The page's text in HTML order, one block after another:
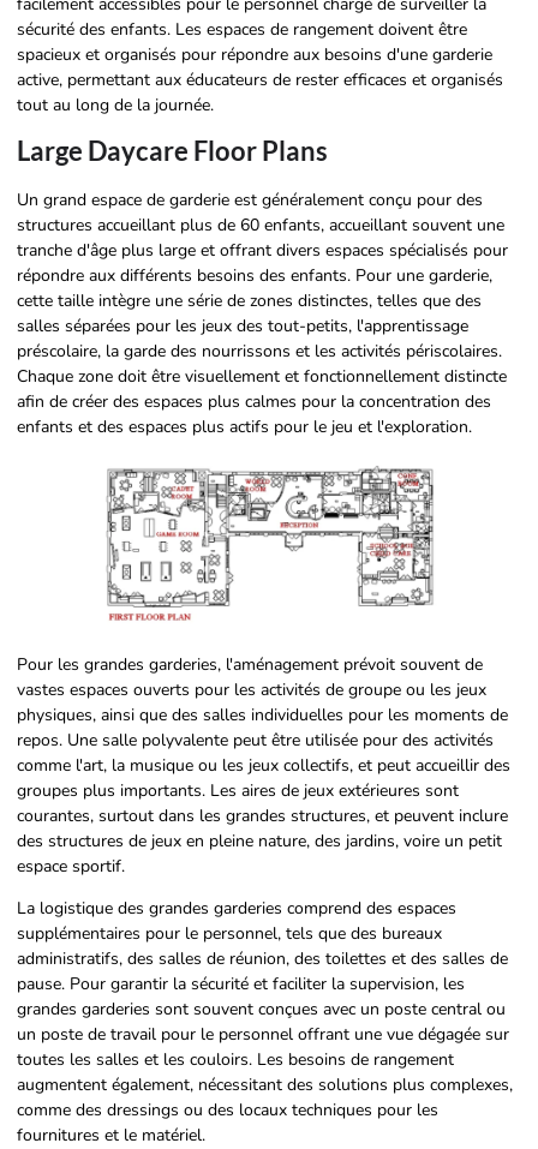
sécurité des enfants. Les espaces de rangement doivent être
spacieux et organisés pour répondre aux besoins d'une garderie
active, permettant aux éducateurs de rester efficaces et organisés
tout au long de la journée.
Large Daycare Floor Plans
Un grand espace de garderie est généralement conçu pour des
structures accueillant plus de 60 enfants, accueillant souvent une
tranche d'âge plus large et offrant divers espaces spécialisés pour
répondre aux différents besoins des enfants. Pour une garderie,
cette taille intègre une série de zones distinctes, telles que des
salles séparées pour les jeux des tout-petits, l'apprentissage
préscolaire, la garde des nourrissons et les activités périscolaires.
Chaque zone doit être visuellement et fonctionnellement distincte
afin de créer des espaces plus calmes pour la concentration des
enfants et des espaces plus actifs pour le jeu et l'exploration.
Pour les grandes garderies, l'aménagement prévoit souvent de
vastes espaces ouverts pour les activités de groupe ou les jeux
physiques, ainsi que des salles individuelles pour les moments de
repos. Une salle polyvalente peut être utilisée pour des activités
comme l'art, la musique ou les jeux collectifs, et peut accueillir des
groupes plus importants. Les aires de jeux extérieures sont
courantes, surtout dans les grandes structures, et peuvent inclure
des structures de jeux en pleine nature, des jardins, voire un petit
espace sportif.
La logistique des grandes garderies comprend des espaces
supplémentaires pour le personnel, tels que des bureaux
administratifs, des salles de réunion, des toilettes et des salles de
pause. Pour garantir la sécurité et faciliter la supervision, les
grandes garderies sont souvent conçues avec un poste central ou
un poste de travail pour le personnel offrant une vue dégagée sur
toutes les salles et les couloirs. Les besoins de rangement
augmentent également, nécessitant des solutions plus complexes,
comme des dressings ou des locaux techniques pour les
fournitures et le matériel.